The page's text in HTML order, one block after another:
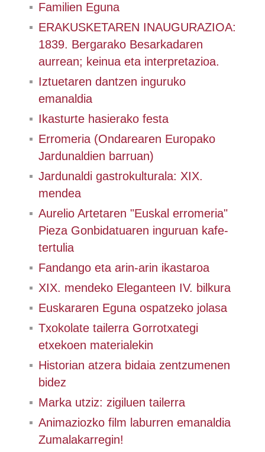
Familien Eguna
ERAKUSKETAREN INAUGURAZIOA:
1839. Bergarako Besarkadaren
aurrean; keinua eta interpretazioa.
Iztuetaren dantzen inguruko
emanaldia
Ikasturte hasierako festa
Erromeria (Ondarearen Europako
Jardunaldien barruan)
Jardunaldi gastrokulturala: XIX.
mendea
Aurelio Artetaren "Euskal erromeria"
Pieza Gonbidatuaren inguruan kafe-
tertulia
Fandango eta arin-arin ikastaroa
XIX. mendeko Eleganteen IV. bilkura
Euskararen Eguna ospatzeko jolasa
Txokolate tailerra Gorrotxategi
etxekoen materialekin
Historian atzera bidaia zentzumenen
bidez
Marka utziz: zigiluen tailerra
Animaziozko film laburren emanaldia
Zumalakarregin!